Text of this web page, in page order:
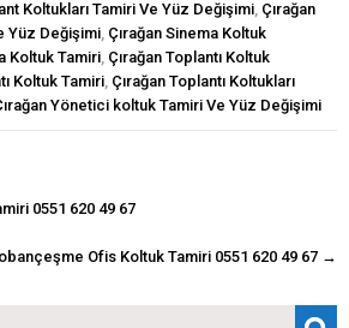
Koltukları Tamiri Ve Yüz Değişimi, Çırağan
Yüz Değişimi, Çırağan Sinema Koltuk
Koltuk Tamiri, Çırağan Toplantı Koltuk
Koltuk Tamiri, Çırağan Toplantı Koltukları
Yönetici koltuk Tamiri Ve Yüz Değişimi
0551 620 49 67
Ofis Koltuk Tamiri 0551 620 49 67 →